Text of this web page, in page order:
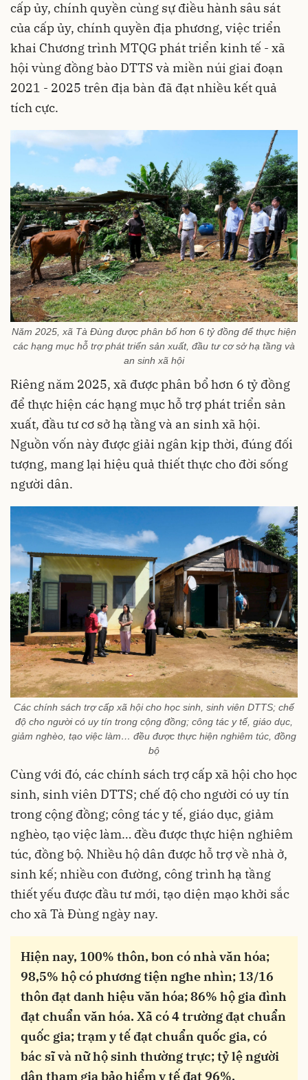
cấp ủy, chính quyền cùng sự điều hành sâu sát
của cấp ủy, chính quyền địa phương, việc triển
khai Chương trình MTQG phát triển kinh tế - xã
hội vùng đồng bào DTTS và miền núi giai đoạn
2021 - 2025 trên địa bàn đã đạt nhiều kết quả
tích cực.
Năm 2025, xã Tà Đùng được phân bổ hơn 6 tỷ đồng để thực hiện
các hạng mục hỗ trợ phát triển sản xuất, đầu tư cơ sở hạ tầng và
an sinh xã hội
Riêng năm 2025, xã được phân bổ hơn 6 tỷ đồng
để thực hiện các hạng mục hỗ trợ phát triển sản
xuất, đầu tư cơ sở hạ tầng và an sinh xã hội.
Nguồn vốn này được giải ngân kịp thời, đúng đối
tượng, mang lại hiệu quả thiết thực cho đời sống
người dân.
Các chính sách trợ cấp xã hội cho học sinh, sinh viên DTTS; chế
độ cho người có uy tín trong cộng đồng; công tác y tế, giáo dục,
giảm nghèo, tạo việc làm… đều được thực hiện nghiêm túc, đồng
bộ
Cùng với đó, các chính sách trợ cấp xã hội cho học
sinh, sinh viên DTTS; chế độ cho người có uy tín
trong cộng đồng; công tác y tế, giáo dục, giảm
nghèo, tạo việc làm… đều được thực hiện nghiêm
túc, đồng bộ. Nhiều hộ dân được hỗ trợ về nhà ở,
sinh kế; nhiều con đường, công trình hạ tầng
thiết yếu được đầu tư mới, tạo diện mạo khởi sắc
cho xã Tà Đùng ngày nay.
Hiện nay, 100% thôn, bon có nhà văn hóa;
98,5% hộ có phương tiện nghe nhìn; 13/16
thôn đạt danh hiệu văn hóa; 86% hộ gia đình
đạt chuẩn văn hóa. Xã có 4 trường đạt chuẩn
quốc gia; trạm y tế đạt chuẩn quốc gia, có
bác sĩ và nữ hộ sinh thường trực; tỷ lệ người
dân tham gia bảo hiểm y tế đạt 96%.